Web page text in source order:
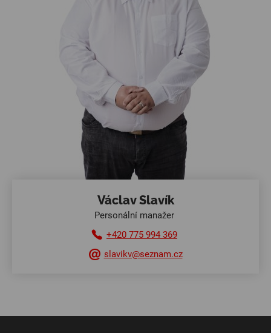
Václav Slavík
Personální manažer
+420 775 994 369
slavikv@seznam.cz